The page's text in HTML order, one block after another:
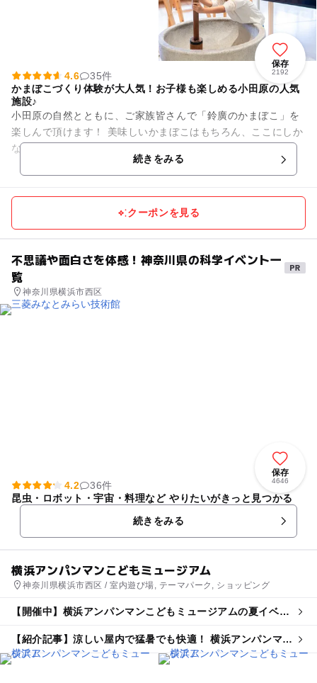
保存
2192
4.6
35件
かまぼこづくり体験が大人気！お子様も楽しめる小田原の人気
施設♪
小田原の自然とともに、ご家族皆さんで「鈴廣のかまぼこ」を
楽しんで頂けます！ 美味しいかまぼこはもちろん、ここにしか
ない体験イベントも盛りだくさん♪ 【鈴廣蒲鉾本店・鈴なり市
続きをみる
クーポンを見る
不思議や面白さを体感！神奈川県の科学イベント一
覧
神奈川県横浜市西区
保存
4646
4.2
36件
昆虫・ロボット・宇宙・料理など やりたいがきっと見つかる
続きをみる
横浜アンパンマンこどもミュージアム
神奈川県横浜市西区 / 室内遊び場, テーマパーク, ショッピング
【開催中】横浜アンパンマンこどもミュージアムの夏イベン
【紹介記事】涼しい屋内で猛暑でも快適！ 横浜アンパンマン
こどもミュージアムで夏イベント続々